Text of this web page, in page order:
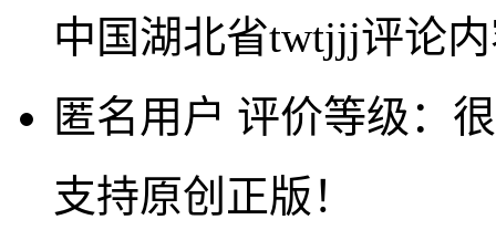
中国湖北省twtjjj评论
匿名用户 评价等级：
支持原创正版！